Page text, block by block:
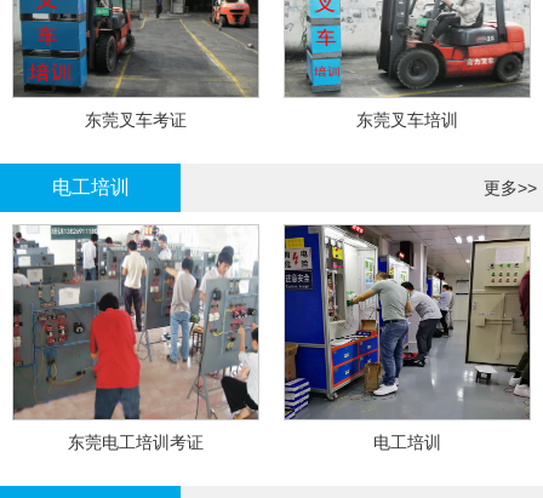
东莞叉车考证 东莞叉车培训
电工培训 更多>>
东莞电工培训考证 电工培训